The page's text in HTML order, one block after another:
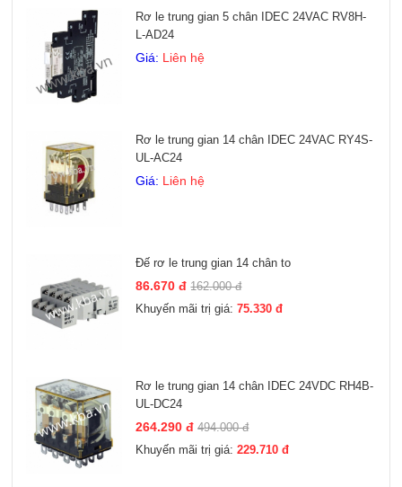
Rơ le trung gian 5 chân IDEC 24VAC RV8H-
L-AD24
Giá: Liên hệ
Rơ le trung gian 14 chân IDEC 24VAC RY4S-
UL-AC24
Giá: Liên hệ
Đế rơ le trung gian 14 chân to
86.670 đ 162.000 đ
Khuyến mãi trị giá:75.330 đ
Rơ le trung gian 14 chân IDEC 24VDC RH4B-
UL-DC24
264.290 đ 494.000 đ
Khuyến mãi trị giá:229.710 đ